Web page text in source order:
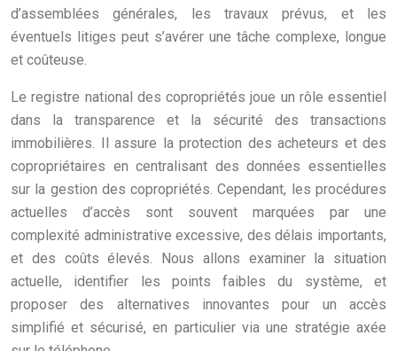
d’assemblées générales, les travaux prévus, et les
éventuels litiges peut s’avérer une tâche complexe, longue
et coûteuse.
Le registre national des copropriétés joue un rôle essentiel
dans la transparence et la sécurité des transactions
immobilières. Il assure la protection des acheteurs et des
copropriétaires en centralisant des données essentielles
sur la gestion des copropriétés. Cependant, les procédures
actuelles d’accès sont souvent marquées par une
complexité administrative excessive, des délais importants,
et des coûts élevés. Nous allons examiner la situation
actuelle, identifier les points faibles du système, et
proposer des alternatives innovantes pour un accès
simplifié et sécurisé, en particulier via une stratégie axée